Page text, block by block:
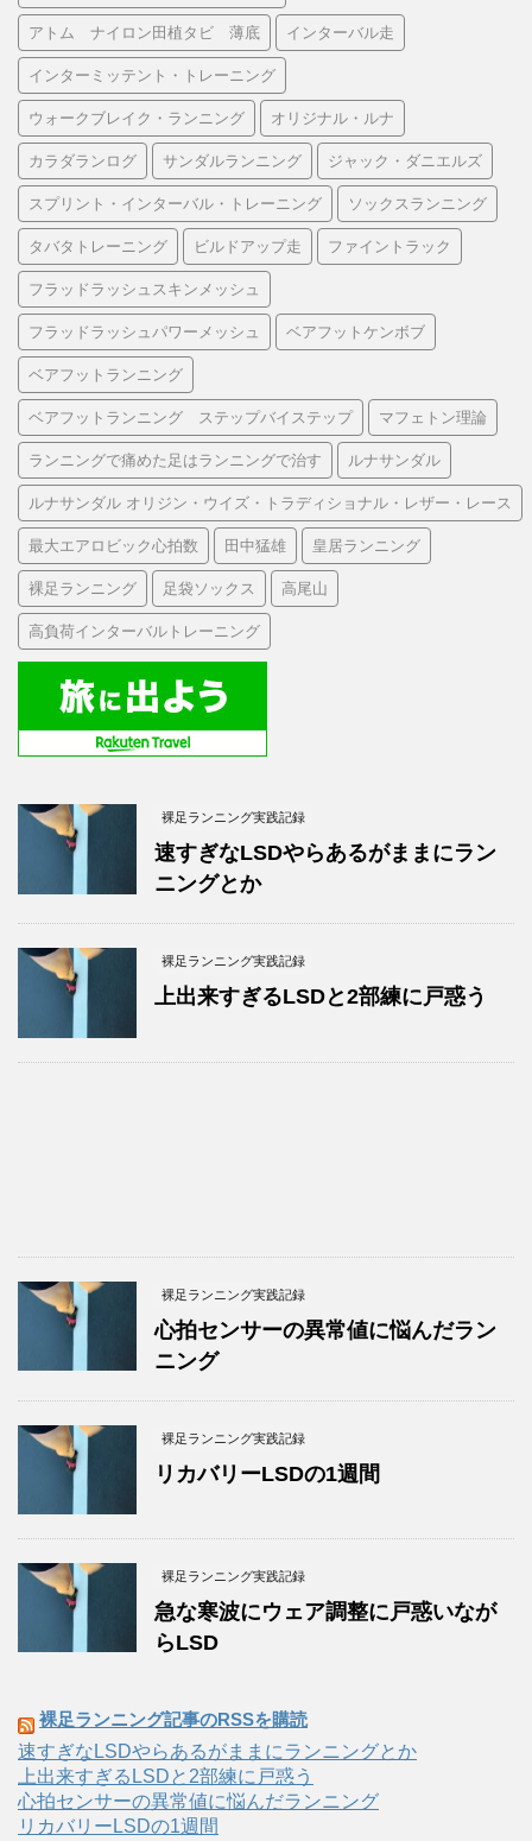
アトム ナイロン田植タビ 薄底 インターバル走
インターミッテント・トレーニング
ウォークブレイク・ランニング オリジナル・ルナ
カラダランログ サンダルランニング ジャック・ダニエルズ
スプリント・インターバル・トレーニング ソックスランニング
タバタトレーニング ビルドアップ走 ファイントラック
フラッドラッシュスキンメッシュ
フラッドラッシュパワーメッシュ ベアフットケンボブ
ベアフットランニング
ベアフットランニング ステップバイステップ マフェトン理論
ランニングで痛めた足はランニングで治す ルナサンダル
ルナサンダル オリジン・ウイズ・トラディショナル・レザー・レース
最大エアロビック心拍数 田中猛雄 皇居ランニング
裸足ランニング 足袋ソックス 高尾山
高負荷インターバルトレーニング
裸足ランニング実践記録
速すぎなLSDやらあるがままにラン
ニングとか
裸足ランニング実践記録
上出来すぎるLSDと2部練に戸惑う
裸足ランニング実践記録
心拍センサーの異常値に悩んだラン
ニング
裸足ランニング実践記録
リカバリーLSDの1週間
裸足ランニング実践記録
急な寒波にウェア調整に戸惑いなが
らLSD
裸足ランニング記事のRSSを購読
速すぎなLSDやらあるがままにランニングとか
上出来すぎるLSDと2部練に戸惑う
心拍センサーの異常値に悩んだランニング
リカバリーLSDの1週間